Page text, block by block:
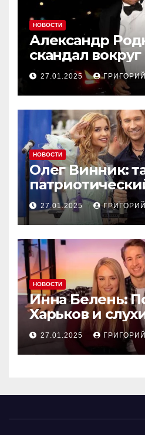
НОВОСТИ
Александр
скандал
российского
Оскар
27.01.2025
НОВОСТИ
Олег Винник:
новый концерт
27.01.2025
НОВОСТИ
Инна Белень:
Харьков и
с 27.01.2025